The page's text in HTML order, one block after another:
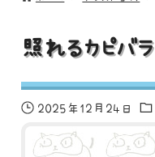
照れるカピバラ
2025年12月24日